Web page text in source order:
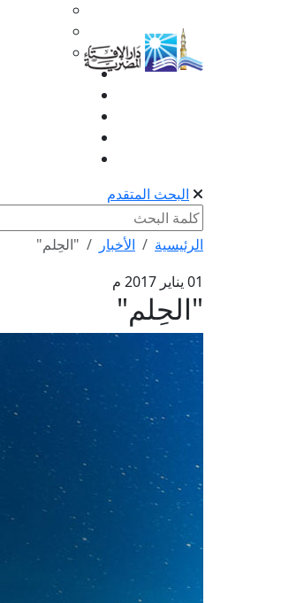
البحث المتقدم
الرئيسية الأخبار
"الحِلم"
01 يناير 2017 م
"الحِلم"